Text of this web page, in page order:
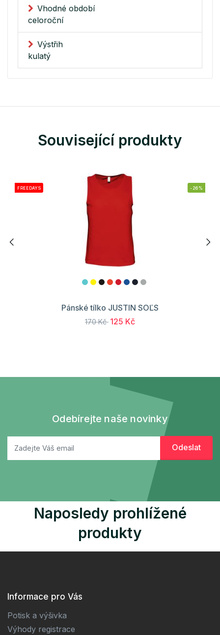
Vhodné období
celoroční
Výstřih
kulatý
Související produkty
FREEDAYS -26%
Pánské tílko JUSTIN SOĽS
170 Kč 125 Kč
Odebírejte naše novinky
Naposledy prohlížené
produkty
Informace pro Vás
Potisk a výšivka
Výhody registrace